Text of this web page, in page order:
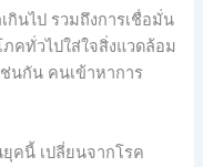
นไป รวมถึงการเชื่อมั่น
คทั่วไปใส่ใจสิ่งแวดล้อม
นกัน คนเข้าหาการ
คนี้ เปลี่ยนจากโรค